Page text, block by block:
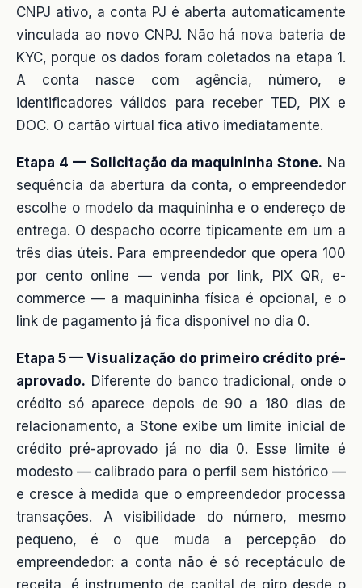
CNPJ ativo, a conta PJ é aberta automaticamente
vinculada ao novo CNPJ. Não há nova bateria de
KYC, porque os dados foram coletados na etapa 1.
A conta nasce com agência, número, e
identificadores válidos para receber TED, PIX e
DOC. O cartão virtual fica ativo imediatamente.
Etapa 4 — Solicitação da maquininha Stone. Na
sequência da abertura da conta, o empreendedor
escolhe o modelo da maquininha e o endereço de
entrega. O despacho ocorre tipicamente em um a
três dias úteis. Para empreendedor que opera 100
por cento online — venda por link, PIX QR, e-
commerce — a maquininha física é opcional, e o
link de pagamento já fica disponível no dia 0.
Etapa 5 — Visualização do primeiro crédito pré-
aprovado. Diferente do banco tradicional, onde o
crédito só aparece depois de 90 a 180 dias de
relacionamento, a Stone exibe um limite inicial de
crédito pré-aprovado já no dia 0. Esse limite é
modesto — calibrado para o perfil sem histórico —
e cresce à medida que o empreendedor processa
transações. A visibilidade do número, mesmo
pequeno, é o que muda a percepção do
empreendedor: a conta não é só receptáculo de
receita, é instrumento de capital de giro desde o